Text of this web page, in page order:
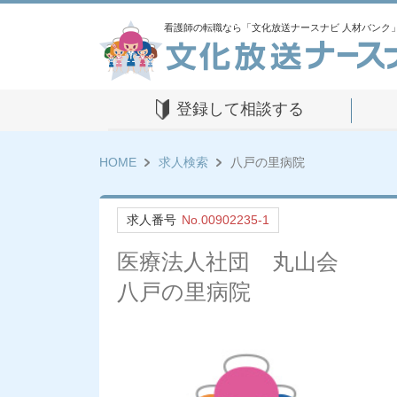
看護師の転職なら「文化放送ナースナビ 人材バンク
登録して相談する
HOME 求人検索 八戸の里病院
求人番号 No.00902235-1
医療法人社団 丸山会
八戸の里病院